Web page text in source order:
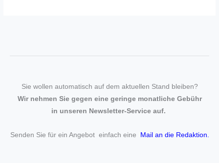
Sie wollen automatisch auf dem aktuellen Stand bleiben?
Wir nehmen Sie gegen eine geringe monatliche Gebühr
in unseren Newsletter-Service auf.
Senden Sie für ein Angebot einfach eine Mail an die Redaktion